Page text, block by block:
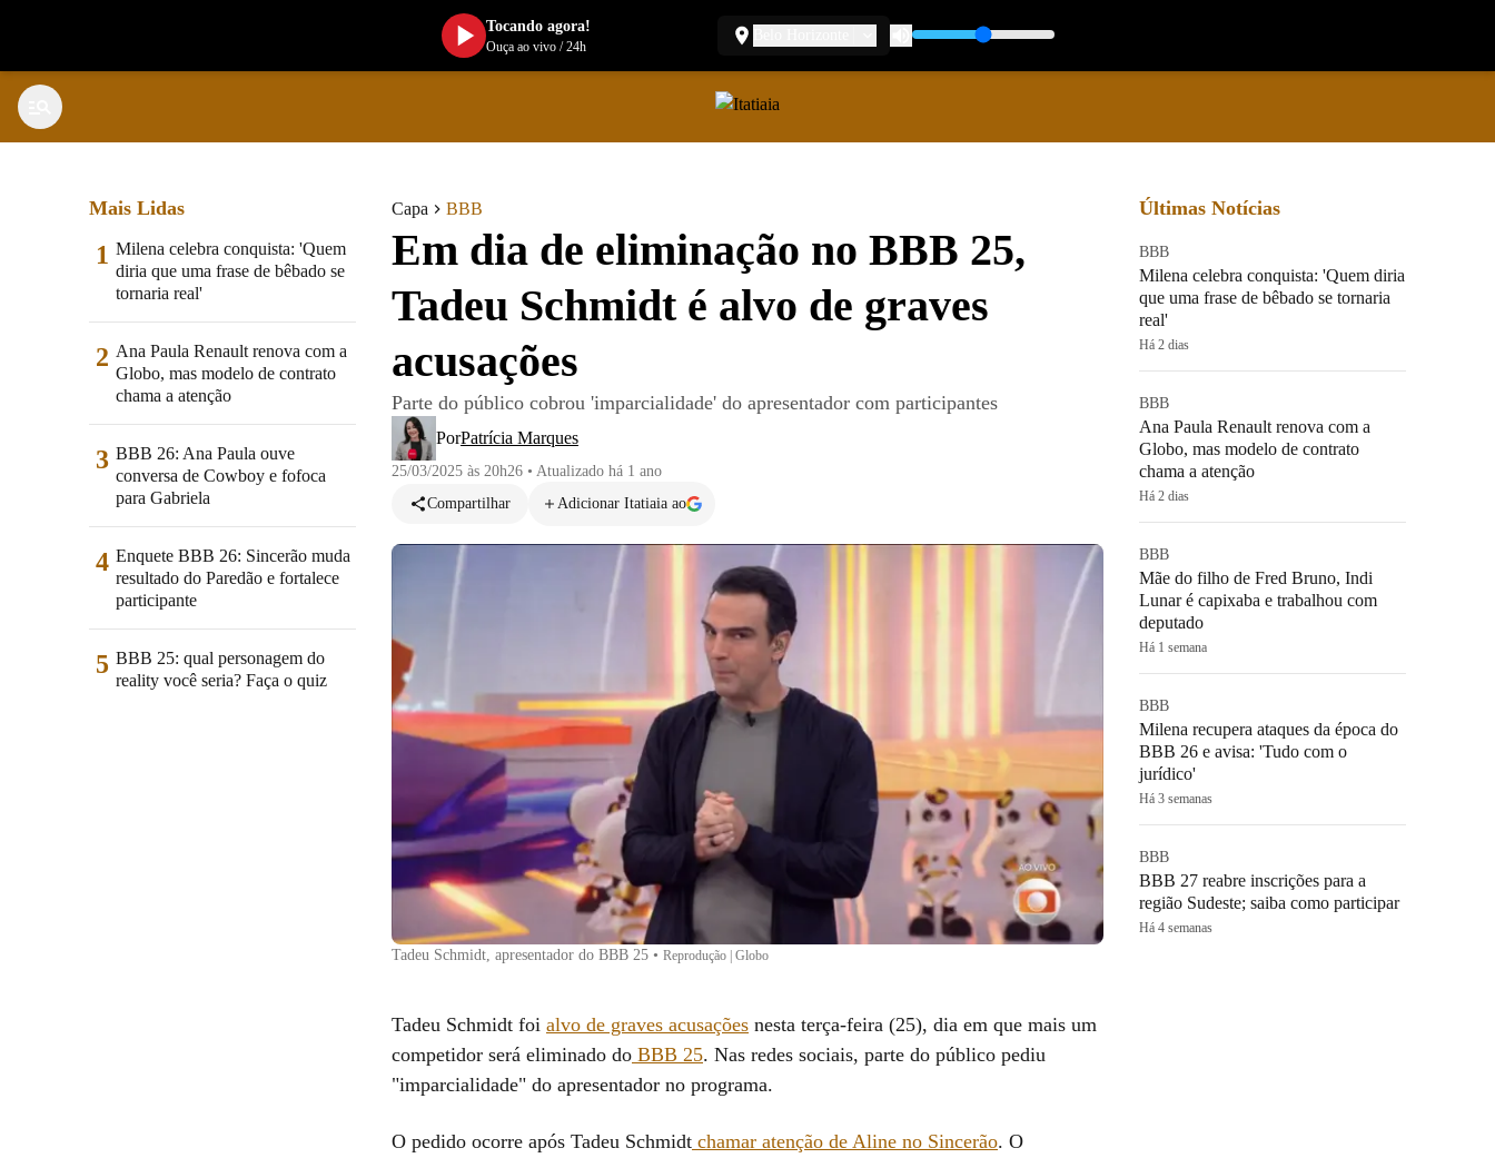
Capa BBB
Em dia de eliminação no BBB 25,
Tadeu Schmidt é alvo de graves
acusações
Parte do público cobrou 'imparcialidade' do apresentador com participantes
PorPatrícia Marques
25/03/2025 às 20h26 • Atualizado há 1 ano
Compartilhar
Adicionar Itatiaia ao
Tadeu Schmidt, apresentador do BBB 25 • Reprodução | Globo
Tadeu Schmidt foi alvo de graves acusações nesta terça-feira (25), dia em que mais um
competidor será eliminado do BBB 25. Nas redes sociais, parte do público pediu
"imparcialidade" do apresentador no programa.
O pedido ocorre após Tadeu Schmidt chamar atenção de Aline no Sincerão. O
Mais Lidas
1 Milena celebra conquista: 'Quem
diria que uma frase de bêbado se
tornaria real'
2 Ana Paula Renault renova com a
Globo, mas modelo de contrato
chama a atenção
3 BBB 26: Ana Paula ouve
conversa de Cowboy e fofoca
para Gabriela
4 Enquete BBB 26: Sincerão muda
resultado do Paredão e fortalece
participante
5 BBB 25: qual personagem do
reality você seria? Faça o quiz
Últimas Notícias
BBB
Milena celebra conquista: 'Quem diria
que uma frase de bêbado se tornaria
real'
Há 2 dias
BBB
Ana Paula Renault renova com a
Globo, mas modelo de contrato
chama a atenção
Há 2 dias
BBB
Mãe do filho de Fred Bruno, Indi
Lunar é capixaba e trabalhou com
deputado
Há 1 semana
BBB
Milena recupera ataques da época do
BBB 26 e avisa: 'Tudo com o
jurídico'
Há 3 semanas
BBB
BBB 27 reabre inscrições para a
região Sudeste; saiba como participar
Há 4 semanas
Tocando agora!
Ouça ao vivo/24h